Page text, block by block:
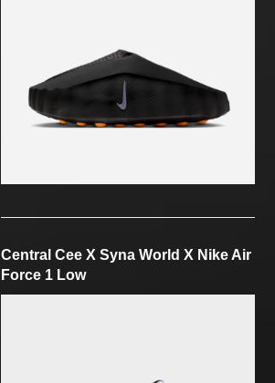
Central Cee X Syna World X Nike Air
Force 1 Low